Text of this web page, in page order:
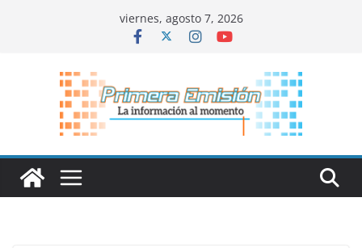
viernes, agosto 7, 2026